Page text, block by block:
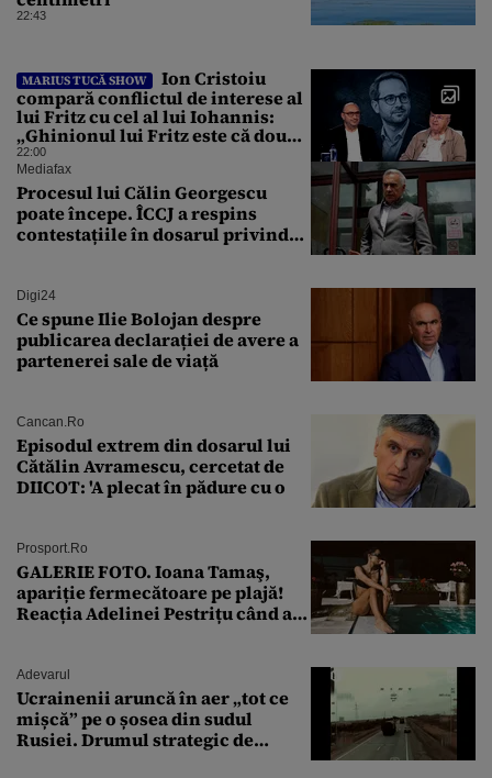
22:43
MARIUS TUCĂ SHOW
Ion Cristoiu
compară conflictul de interese al
lui Fritz cu cel al lui Iohannis:
„Ghinionul lui Fritz este că două
instanțe l-au declarat
incompatibil”
22:00
Mediafax
Procesul lui Călin Georgescu
poate începe. ÎCCJ a respins
contestațiile în dosarul privind
Digi24
Ce spune Ilie Bolojan despre
publicarea declarației de avere a
partenerei sale de viață
Cancan.ro
Episodul extrem din dosarul lui
Cătălin Avramescu, cercetat de
DIICOT: 'A plecat în pădure cu o
Prosport.ro
GALERIE FOTO. Ioana Tamaş,
apariție fermecătoare pe plajă!
Reacția Adelinei Pestrițu când a
Adevarul
Ucrainenii aruncă în aer „tot ce
mișcă” pe o șosea din sudul
Rusiei. Drumul strategic de